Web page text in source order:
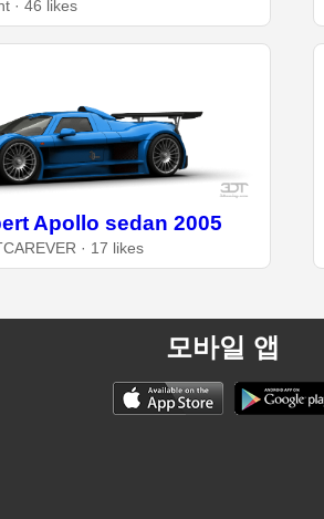
· 46 likes
Apollo sedan 2005
· 17 likes
모바일 앱